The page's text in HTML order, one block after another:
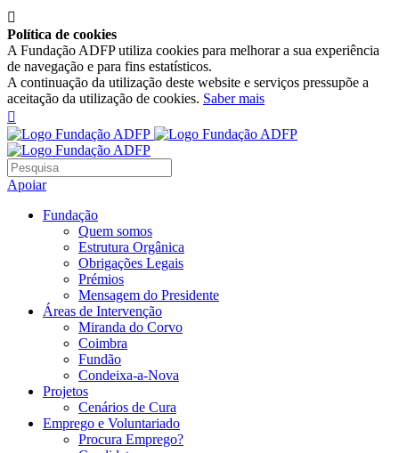

Política de cookies
A Fundação ADFP utiliza cookies para melhorar a sua experiência
de navegação e para fins estatísticos.
A continuação da utilização deste website e serviços pressupõe a
aceitação da utilização de cookies. Saber mais

Apoiar
Fundação
Quem somos
Estrutura Orgânica
Obrigações Legais
Prémios
Mensagem do Presidente
Áreas de Intervenção
Miranda do Corvo
Coimbra
Fundão
Condeixa-a-Nova
Projetos
Cenários de Cura
Emprego e Voluntariado
Procura Emprego?